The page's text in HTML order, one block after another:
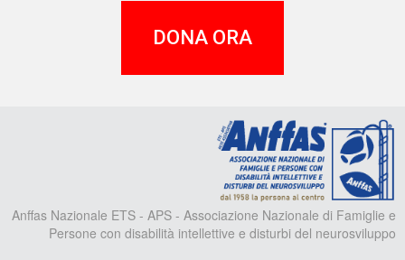
DONA ORA
Anffas Nazionale ETS - APS - Associazione Nazionale di Famiglie e
Persone con disabilità intellettive e disturbi del neurosviluppo